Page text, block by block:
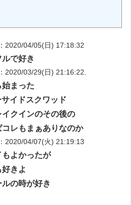
：2020/04/05(日) 17:18:32
で好き
：2020/03/29(日) 21:16:22.
まった
イドスクワッド
クインのその後の
レもまぁありなのか
：2020/04/07(火) 21:19:13
もよかったが
きよ
の時が好き